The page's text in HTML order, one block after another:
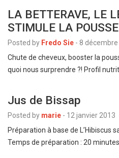
LA BETTERAVE, LE
STIMULE LA
Posted by Fredo Sie - 8
Chute de cheveux, booster la
quoi nous surprendre ?! Profil
Jus de Bissap
Posted by marie - 12 janvier 2013
Préparation à base de L’Hibiscus
Temps de préparation : 20 minutes